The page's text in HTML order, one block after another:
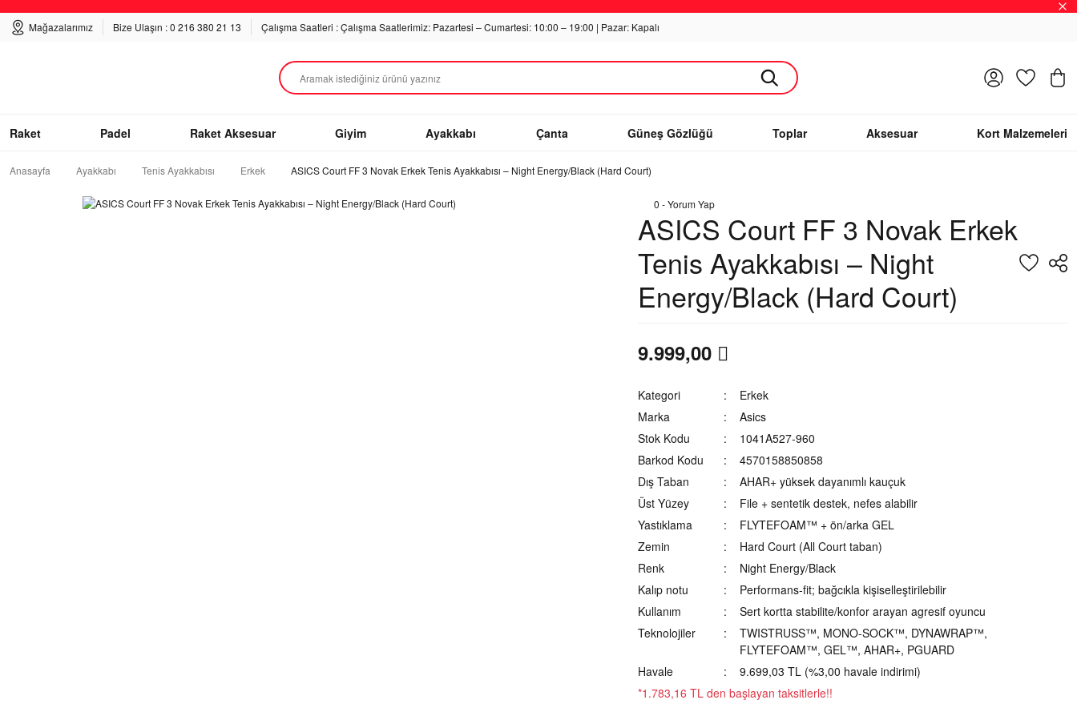
Mağazalarımız Bize Ulaşın : 0 216 380 21 13 Çalışma Saatleri : Çalışma Saatlerimiz: Pazartesi – Cumartesi: 10:00 – 19:00 | Pazar: Kapalı
Giriş Yap
Raket Padel Raket Aksesuar Giyim Ayakkabı Çanta Güneş Gözlüğü Toplar Aksesuar Kort Malzemeleri
Anasayfa Ayakkabı Tenis Ayakkabısı Erkek ASICS Court FF 3 Novak Erkek Tenis Ayakkabısı – Night Energy/Black (Hard Court)
0 - Yorum Yap
ASICS Court FF 3 Novak Erkek
Tenis Ayakkabısı – Night
Energy/Black (Hard Court)
9.999,00
Kategori
Erkek
Marka
Asics
Stok Kodu
1041A527-960
Barkod Kodu
4570158850858
Dış Taban
AHAR+ yüksek dayanımlı kauçuk
Üst Yüzey
File + sentetik destek, nefes alabilir
Yastıklama
FLYTEFOAM™ + ön/arka GEL
Zemin
Hard Court (All Court taban)
Renk
Night Energy/Black
Kalıp notu
Performans-fit; bağcıkla kişiselleştirilebilir
Kullanım
Sert kortta stabilite/konfor arayan agresif oyuncu
Teknolojiler
TWISTRUSS™, MONO-SOCK™, DYNAWRAP™,
FLYTEFOAM™, GEL™, AHAR+, PGUARD
Havale
9.699,03 TL (%3,00 havale indirimi)
*1.783,16 TL den başlayan taksitlerle!!